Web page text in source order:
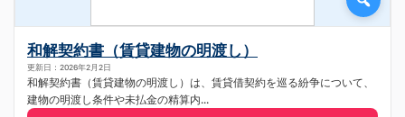
和解契約書（賃貸建物の明渡し）
更新日：2026年2月2日
和解契約書（賃貸建物の明渡し）は、賃貸借契約を巡る紛争について、
建物の明渡し条件や未払金の精算内...